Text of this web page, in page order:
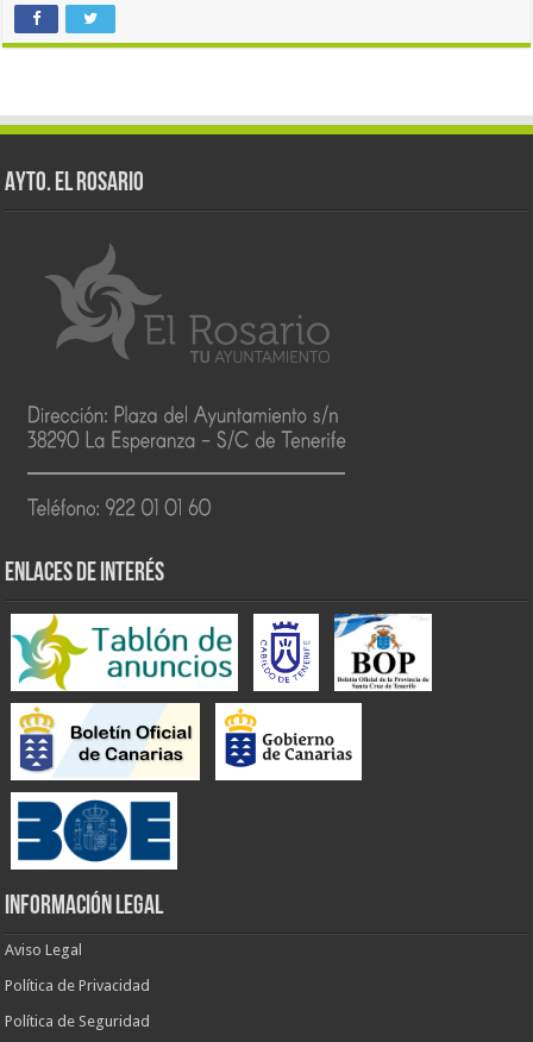
AYTO. EL ROSARIO
ENLACES DE INTERÉS
INFORMACIÓN LEGAL
Aviso Legal
Política de Privacidad
Política de Seguridad